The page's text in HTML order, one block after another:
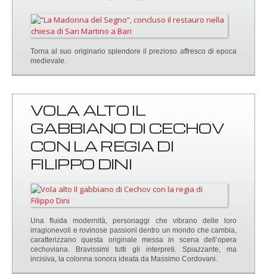
Torna al suo originario splendore il prezioso affresco di epoca
medievale.
VOLA ALTO IL
GABBIANO DI CECHOV
CON LA REGIA DI
FILIPPO DINI
Una fluida modernità, personaggi che vibrano delle loro
irragionevoli e rovinose passioni dentro un mondo che cambia,
caratterizzano questa originale messa in scena dell’opera
cechoviana. Bravissimi tutti gli interpreti. Spiazzante, ma
incisiva, la colonna sonora ideata da Massimo Cordovani.